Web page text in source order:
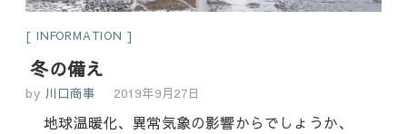
INFORMATION
冬の備え
by 川口商事 2019年9月27日
地球温暖化、異常気象の影響からでしょうか、